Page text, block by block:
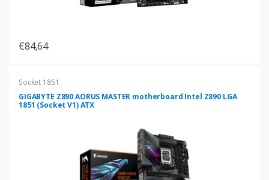
€84,64
Socket 1851
GIGABYTE Z890 AORUS MASTER motherboard Intel Z890 LGA
1851 (Socket V1) ATX